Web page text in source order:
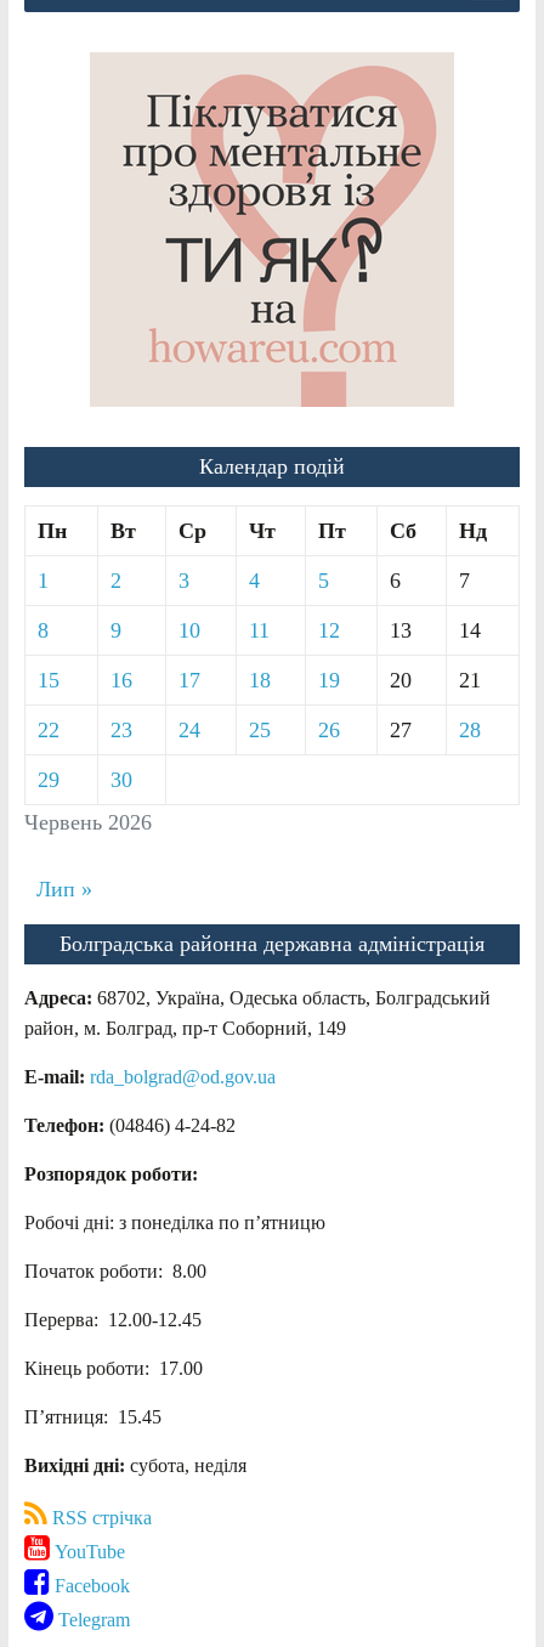
Календар подій
Червень 2026
Пн Вт Ср Чт Пт Сб Нд
1 2 3 4 5 6 7
8 9 10 11 12 13 14
15 16 17 18 19 20 21
22 23 24 25 26 27 28
29 30
Лип »
Болградська районна державна адміністрація
Адреса: 68702, Україна, Одеська область, Болградський
район, м. Болград, пр-т Соборний, 149
E-mail: rda_bolgrad@od.gov.ua
Телефон: (04846) 4-24-82
Розпорядок роботи:
Робочі дні: з понеділка по п’ятницю
Початок роботи: 8.00
Перерва: 12.00-12.45
Кінець роботи: 17.00
П’ятниця: 15.45
Вихідні дні: субота, неділя
RSS стрічка
YouTube
Facebook
Telegram